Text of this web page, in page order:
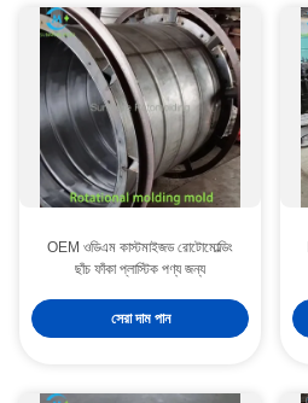
OEM ওডিএম কাস্টমাইজড রোটোমোল্ডিং
ছাঁচ ফাঁকা প্লাস্টিক পণ্য জন্য
সেরা দাম পান